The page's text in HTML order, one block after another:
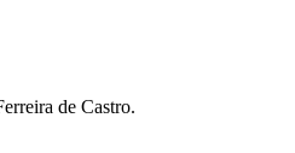
de Castro.